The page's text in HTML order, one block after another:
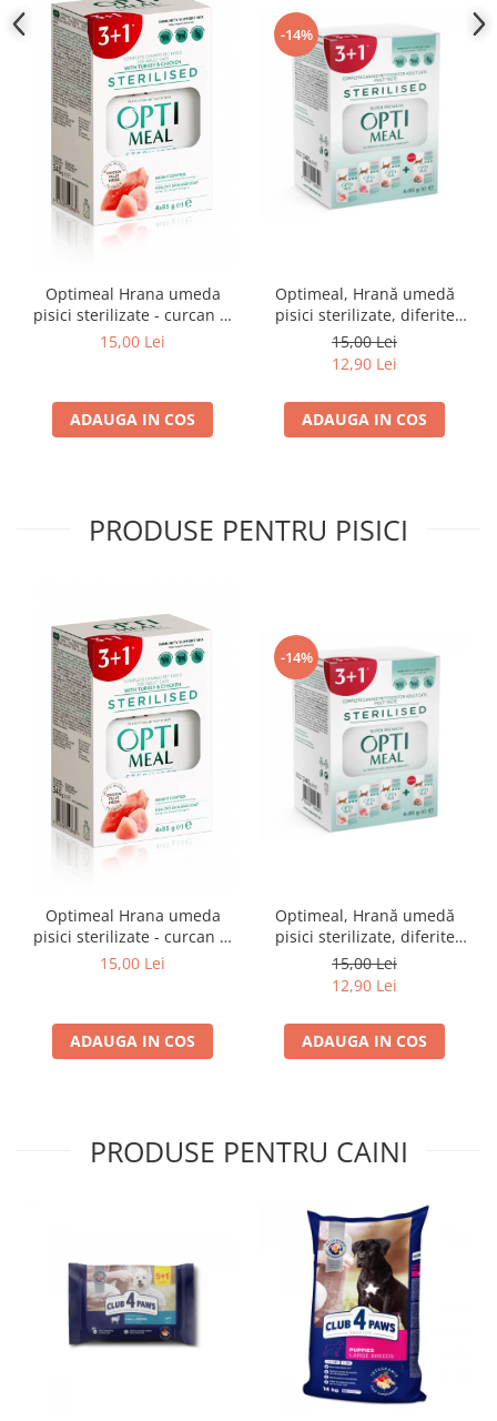
Optimeal Hrana umeda
pisici sterilizate - curcan si
pui in sos, set 3+1,
15,00 Lei
ADAUGA IN COS
-14%
Optimeal, Hrană umedă
pisici sterilizate, diferite
arome, (3+1), 0.34kg
15,00 Lei
12,90 Lei
ADAUGA IN COS
PRODUSE PENTRU PISICI
Optimeal Hrana umeda
pisici sterilizate - curcan si
pui in sos, set 3+1,
15,00 Lei
ADAUGA IN COS
-14%
Optimeal, Hrană umedă
pisici sterilizate, diferite
arome, (3+1), 0.34kg
15,00 Lei
12,90 Lei
ADAUGA IN COS
PRODUSE PENTRU CAINI